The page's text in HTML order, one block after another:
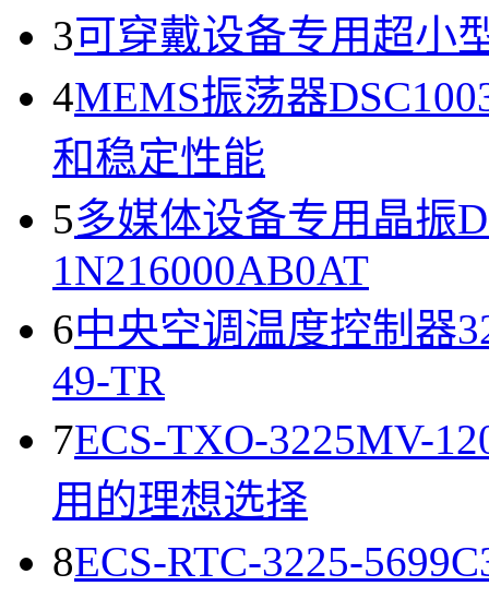
3可穿戴设备专用超小
4MEMS振荡器
和稳定性能
5多媒体设备专用晶振
1N216000AB0AT
6中央空调温度控制器
49-TR
7ECS-TXO-3225MV-
用的理想选择
8ECS-RTC-3225-